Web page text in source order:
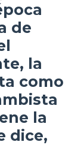
de
la
como
la
dice,